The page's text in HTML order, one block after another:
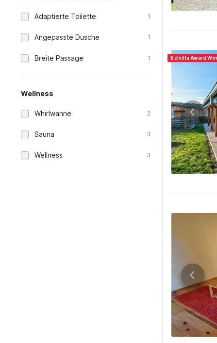
Adaptierte Toilette 1
Angepasste Dusche 1
Breite Passage 1
Wellness
Whirlwanne 2
Sauna 3
Wellness 3
Belvilla Award